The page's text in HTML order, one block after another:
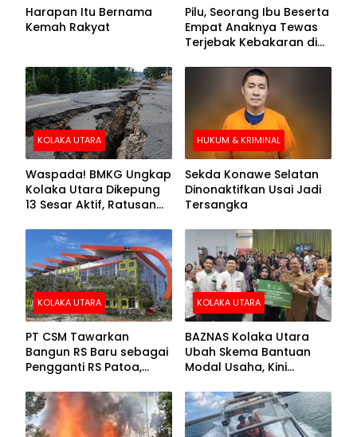
Harapan Itu Bernama
Kemah Rakyat
Pilu, Seorang Ibu Beserta
Empat Anaknya Tewas
Terjebak Kebakaran di
KOLAKA UTARA
Waspada! BMKG Ungkap
Kolaka Utara Dikepung
13 Sesar Aktif, Ratusan
HUKUM & KRIMINAL
Sekda Konawe Selatan
Dinonaktifkan Usai Jadi
Tersangka
KOLAKA UTARA
PT CSM Tawarkan
Bangun RS Baru sebagai
Pengganti RS Patoa,
Kolut
KOLAKA UTARA
BAZNAS Kolaka Utara
Ubah Skema Bantuan
Modal Usaha, Kini
Barang Senilai Rp419,5
Juta